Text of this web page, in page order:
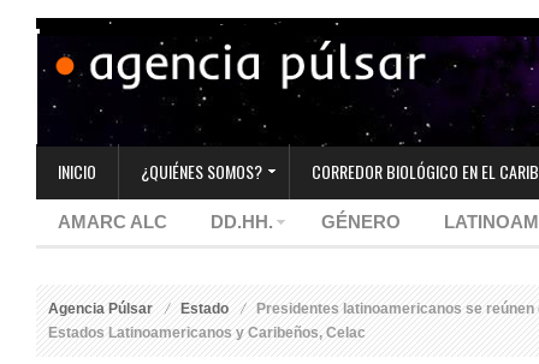
INICIO ¿QUIÉNES SOMOS? CORREDOR BIOLÓGICO EN EL
AMARC ALC DD.HH. GÉNERO
Agencia Púlsar Estado
Presidentes latinoamericanos se reúnen
Estados Latinoamericanos y Caribeños, Celac